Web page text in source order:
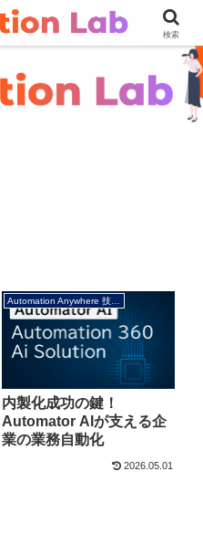
Automation Anywhere 技術情報
内製化成功の鍵！
Automator AIが支える企
業の業務自動化
2026.05.01
検索